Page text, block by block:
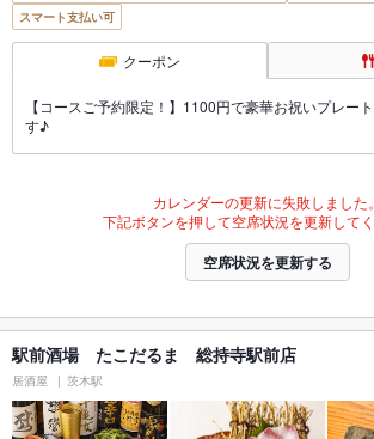
スマート支払い可
クーポン
【コースご予約限定！】1100円で豪華お祝いプレー
す♪
カレンダーの更新に失敗しました。
下記ボタンを押して空席状況を更新してく
空席状況を更新する
駅前酒場 たこだるま 総持寺駅前店
居酒屋 茨木駅